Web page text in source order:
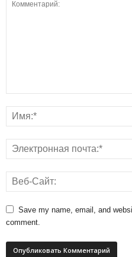
Save my name, email, and
comment.